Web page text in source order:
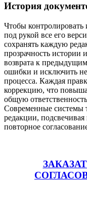
История
Чтобы
под рукой все его
сохранять каждую
прозрачность истории
возврата к
ошибки и исключить
процесса. Каждая
коррекцию, что
общую
Современные системы
редакции,
повторное